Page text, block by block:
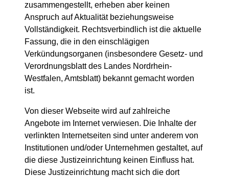
zusammengestellt, erheben aber keinen
Anspruch auf Aktualität beziehungsweise
Vollständigkeit. Rechtsverbindlich ist die aktuelle
Fassung, die in den einschlägigen
Verkündungsorganen (insbesondere Gesetz- und
Verordnungsblatt des Landes Nordrhein-
Westfalen, Amtsblatt) bekannt gemacht worden
ist.
Von dieser Webseite wird auf zahlreiche
Angebote im Internet verwiesen. Die Inhalte der
verlinkten Internetseiten sind unter anderem von
Institutionen und/oder Unternehmen gestaltet, auf
die diese Justizeinrichtung keinen Einfluss hat.
Diese Justizeinrichtung macht sich die dort